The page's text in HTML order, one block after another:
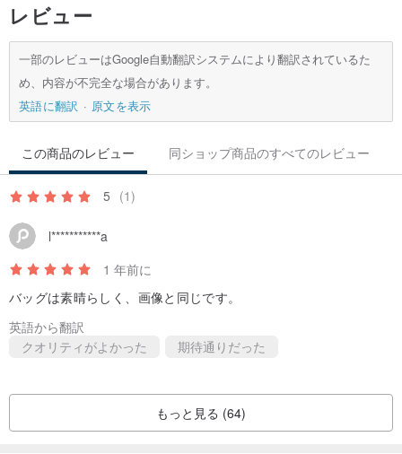
海外にお住まいのお客様へ通常 1 ～ 3 日以内に発送し、その後 7 ～
14 営業日 (アジア諸国の場合)、20 ～ 30 営業日 (西洋諸国およびそ
の他の国) 以内に到着します。税関。
ありがとう ：）
クリスクロススタジオ
レビュー
一部のレビューはGoogle自動翻訳システムにより翻訳されているた
め、内容が不完全な場合があります。
英語に翻訳
原文を表示
この商品のレビュー 同ショップ商品のすべてのレビュー
5 (1)
l***********a
1 年前に
バッグは素晴らしく、画像と同じです。
英語から翻訳
クオリティがよかった
期待通りだった
もっと見る (64)